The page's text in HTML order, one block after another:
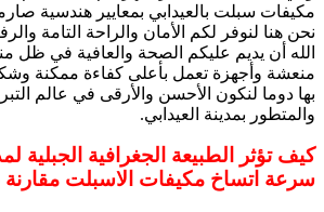
مكيفات سبلت بالعيدابي بمعايير هندسية
نحن هنا لنوفر لكم الأمان والراحة التامة
الله أن يديم عليكم الصحة والعافية في ظل
منعشة وأجهزة تعمل بأعلى كفاءة ممكنة
بها دوما لنكون الأحسن والأرقى في عالم
والمتطور بمدينة العيدابي.
كيف تؤثر الطبيعة الجغرافية الجبلية
سرعة اتساخ مكيفات الاسبلت مقارنة